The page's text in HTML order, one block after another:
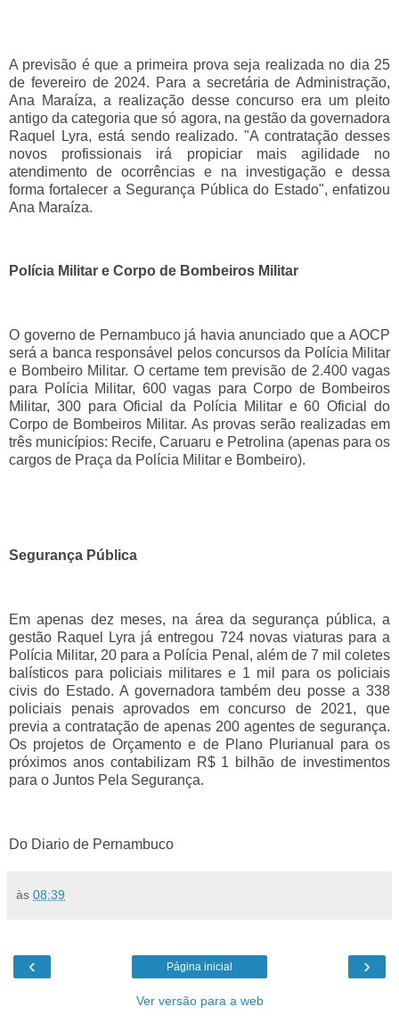
A previsão é que a primeira prova seja realizada no dia 25
de fevereiro de 2024. Para a secretária de Administração,
Ana Maraíza, a realização desse concurso era um pleito
antigo da categoria que só agora, na gestão da governadora
Raquel Lyra, está sendo realizado. "A contratação desses
novos profissionais irá propiciar mais agilidade no
atendimento de ocorrências e na investigação e dessa
forma fortalecer a Segurança Pública do Estado", enfatizou
Ana Maraíza.
Polícia Militar e Corpo de Bombeiros Militar
O governo de Pernambuco já havia anunciado que a AOCP
será a banca responsável pelos concursos da Polícia Militar
e Bombeiro Militar. O certame tem previsão de 2.400 vagas
para Polícia Militar, 600 vagas para Corpo de Bombeiros
Militar, 300 para Oficial da Polícia Militar e 60 Oficial do
Corpo de Bombeiros Militar. As provas serão realizadas em
três municípios: Recife, Caruaru e Petrolina (apenas para os
cargos de Praça da Polícia Militar e Bombeiro).
Segurança Pública
Em apenas dez meses, na área da segurança pública, a
gestão Raquel Lyra já entregou 724 novas viaturas para a
Polícia Militar, 20 para a Polícia Penal, além de 7 mil coletes
balísticos para policiais militares e 1 mil para os policiais
civis do Estado. A governadora também deu posse a 338
policiais penais aprovados em concurso de 2021, que
previa a contratação de apenas 200 agentes de segurança.
Os projetos de Orçamento e de Plano Plurianual para os
próximos anos contabilizam R$ 1 bilhão de investimentos
para o Juntos Pela Segurança.
Do Diario de Pernambuco
às 08:39
‹ ›
Página inicial
Ver versão para a web